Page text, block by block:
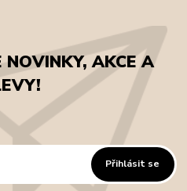
NOVINKY, AKCE A
Přihlásit se